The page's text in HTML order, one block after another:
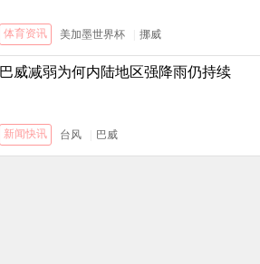
体育资讯 美加墨世界杯 挪威
巴威减弱为何内陆地区强降雨仍持续
新闻快讯 台风 巴威